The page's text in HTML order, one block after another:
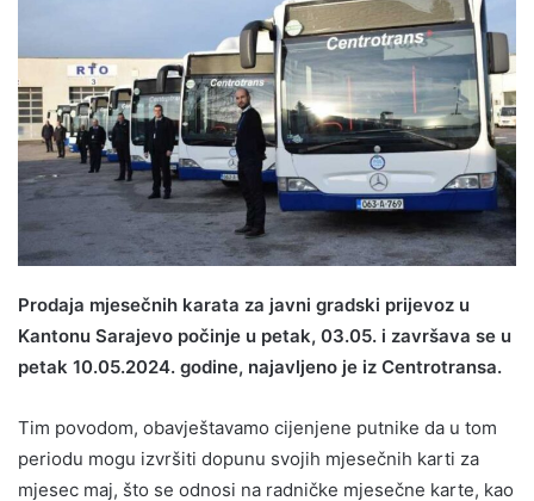
Prodaja mjesečnih karata za javni gradski prijevoz u
Kantonu Sarajevo počinje u petak, 03.05. i završava se u
petak 10.05.2024. godine, najavljeno je iz Centrotransa.
Tim povodom, obavještavamo cijenjene putnike da u tom
periodu mogu izvršiti dopunu svojih mjesečnih karti za
mjesec maj, što se odnosi na radničke mjesečne karte, kao